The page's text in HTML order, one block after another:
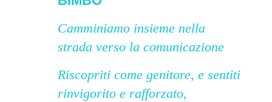
Camminiamo insieme nella
strada verso la comunicazione
Riscopriti come genitore, e sentiti
rinvigorito e rafforzato,